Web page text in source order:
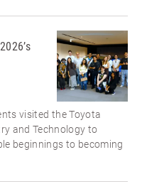
visited the Toyota
and Technology to
beginnings to becoming